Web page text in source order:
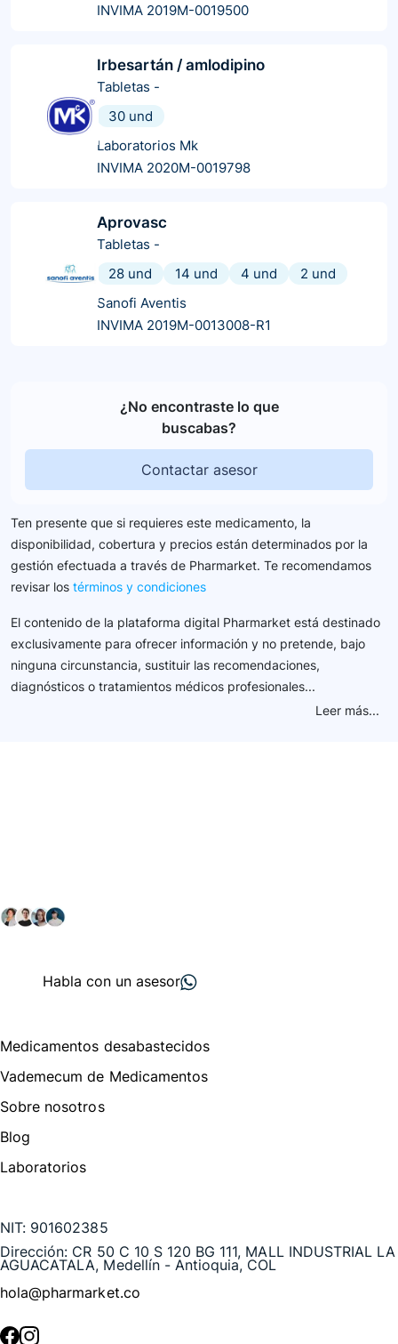
INVIMA 2019M-0019500
Irbesartán / amlodipino
Tabletas -
30 und
Laboratorios Mk
INVIMA 2020M-0019798
Aprovasc
Tabletas -
28 und
14 und 4 und
2 und
Sanofi Aventis
INVIMA 2019M-0013008-R1
¿No encontraste lo que
buscabas?
Contactar asesor
Ten presente que si requieres este medicamento, la
disponibilidad, cobertura y precios están determinados por la
gestión efectuada a través de Pharmarket. Te recomendamos
revisar los términos y condiciones
El contenido de la plataforma digital Pharmarket está destinado
exclusivamente para ofrecer información y no pretende, bajo
ninguna circunstancia, sustituir las recomendaciones,
diagnósticos o tratamientos médicos profesionales...
Leer más...
Habla con un asesor
Medicamentos desabastecidos
Vademecum de Medicamentos
Sobre nosotros
Blog
Laboratorios
NIT: 901602385
Dirección: CR 50 C 10 S 120 BG 111, MALL INDUSTRIAL LA
AGUACATALA, Medellín - Antioquia, COL
hola@pharmarket.co